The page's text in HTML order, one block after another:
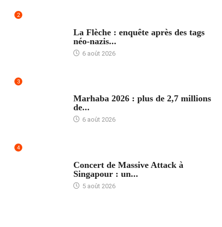
2
La Flèche : enquête après des tags
néo-nazis...
6 août 2026
3
Marhaba 2026 : plus de 2,7 millions
de...
6 août 2026
4
Concert de Massive Attack à
Singapour : un...
5 août 2026